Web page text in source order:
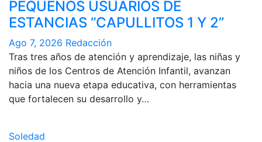
PEQUEÑOS USUARIOS DE
ESTANCIAS “CAPULLITOS 1 Y 2”
Ago 7, 2026 Redacción
Tras tres años de atención y aprendizaje, las niñas y
niños de los Centros de Atención Infantil, avanzan
hacia una nueva etapa educativa, con herramientas
que fortalecen su desarrollo y…
Soledad